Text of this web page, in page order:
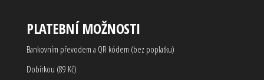
PLATEBNÍ MOŽNOSTI
Bankovním převodem a QR kódem (bez poplatku)
Dobírkou (89 Kč)